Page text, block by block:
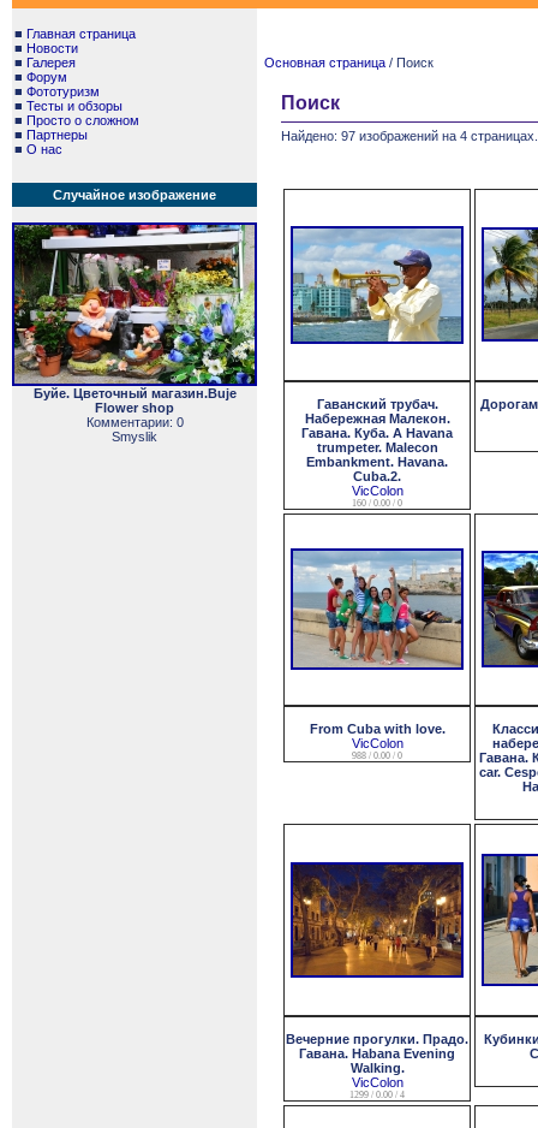
■ Главная страница
■ Новости
■ Галерея
■ Форум
■ Фототуризм
■ Тесты и обзоры
■ Просто о сложном
■ Партнеры
■ О нас
Случайное изображение
Буйе. Цветочный магазин.Buje
Flower shop
Комментарии: 0
Smyslik
Основная страница / Поиск
Поиск
Найдено: 97 изображений на 4
Гаванский трубач.
Набережная Малекон.
Гавана. Куба. A Havana
trumpeter. Malecon
Embankment. Havana.
Cuba.2.
VicColon
160 / 0.00 / 0
From Cuba with love.
VicColon
988 / 0.00 / 0
Гавана.
car.
Вечерние прогулки. Прадо.
Гавана. Habana Evening
Walking.
VicColon
1299 / 0.00 / 4